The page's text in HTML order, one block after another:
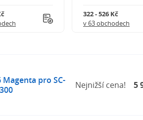
322 - 526 Kč
v 63 obchodech
pro SC-
Nejnižší cena! 5